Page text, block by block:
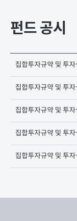
펀드 공시
집합투자규약 및 투
집합투자규약 및 투
집합투자규약 및 투
집합투자규약 및 투
집합투자규약 및 투